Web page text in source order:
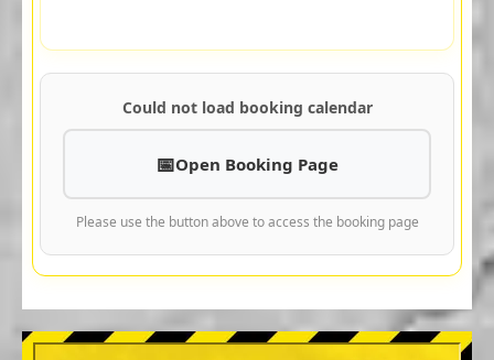
Could not load booking calendar
Open Booking Page
Please use the button above to access the booking page